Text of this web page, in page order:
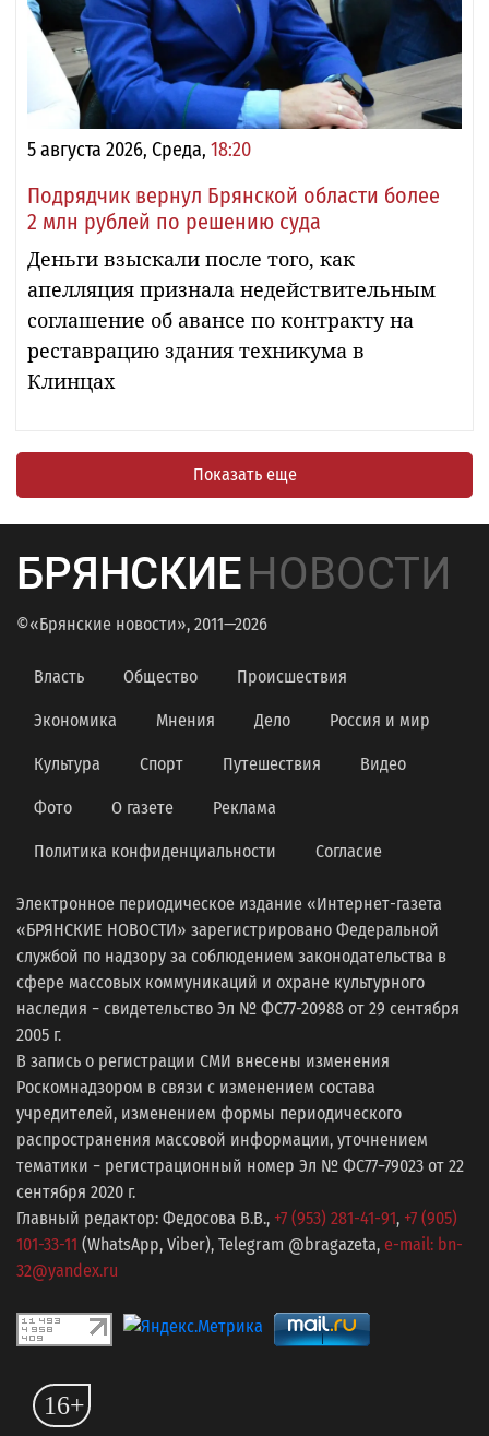
5 августа 2026, Среда, 18:20
Подрядчик вернул Брянской области более
2 млн рублей по решению суда
Деньги взыскали после того, как
апелляция признала недействительным
соглашение об авансе по контракту на
реставрацию здания техникума в
Клинцах
Показать еще
БРЯНСКИЕНОВОСТИ
©«Брянские новости», 2011—2026
Власть Общество Происшествия
Экономика Мнения Дело Россия и мир
Культура Спорт Путешествия Видео
Фото О газете Реклама
Политика конфиденциальности Согласие
Электронное периодическое издание «Интернет-газета
«БРЯНСКИЕ НОВОСТИ» зарегистрировано Федеральной
службой по надзору за соблюдением законодательства в
сфере массовых коммуникаций и охране культурного
наследия − свидетельство Эл № ФС77-20988 от 29 сентября
2005 г.
В запись о регистрации СМИ внесены изменения
Роскомнадзором в связи с изменением состава
учредителей, изменением формы периодического
распространения массовой информации, уточнением
тематики − регистрационный номер Эл № ФС77−79023 от 22
сентября 2020 г.
Главный редактор: Федосова В.В., +7 (953) 281-41-91, +7 (905)
101-33-11 (WhatsApp, Viber), Telegram @bragazeta, e-mail: bn-
32@yandex.ru
16+